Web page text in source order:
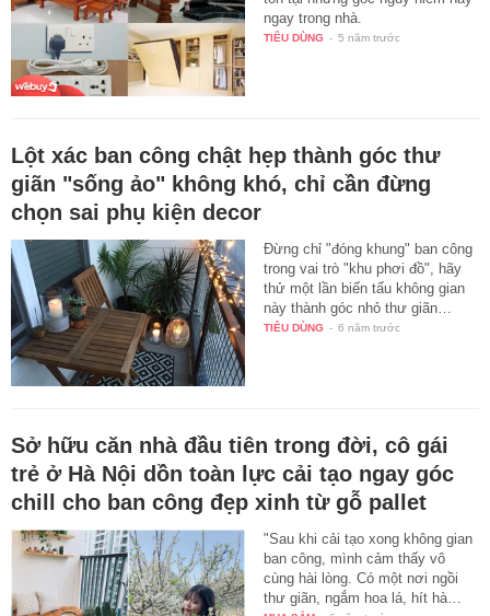
ngay trong nhà.
TIÊU DÙNG - 5 năm trước
Lột xác ban công chật hẹp thành góc thư
giãn "sống ảo" không khó, chỉ cần đừng
chọn sai phụ kiện decor
Đừng chỉ "đóng khung" ban công
trong vai trò "khu phơi đồ", hãy
thử một lần biến tấu không gian
này thành góc nhỏ thư giãn…
TIÊU DÙNG - 6 năm trước
Sở hữu căn nhà đầu tiên trong đời, cô gái
trẻ ở Hà Nội dồn toàn lực cải tạo ngay góc
chill cho ban công đẹp xinh từ gỗ pallet
"Sau khi cải tạo xong không gian
ban công, mình cảm thấy vô
cùng hài lòng. Có một nơi ngồi
thư giãn, ngắm hoa lá, hít hà…